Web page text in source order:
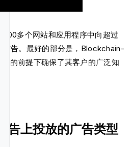
多个网站和应用程序中向超过
广告。最好的部分是，Blockchain-
性的前提下确保了其客户的广泛知
告上投放的广告类型